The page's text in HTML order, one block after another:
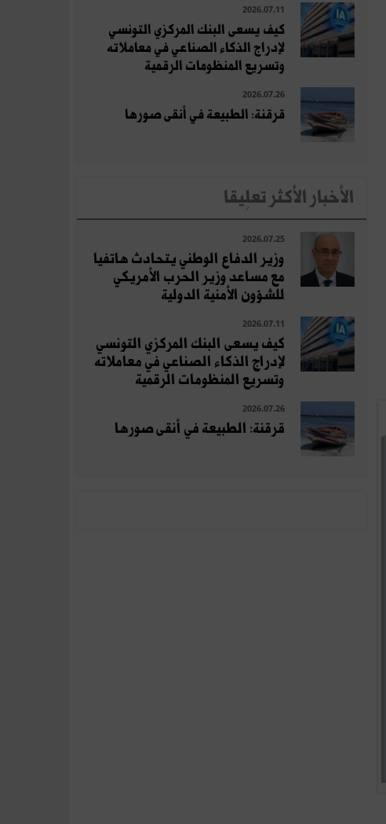
2026.07.11
كيف يسعى البنك المركزي التونسي
لإدراج الذكاء الصناعي في معاملاته
وتسريع المنظومات الرقمية
2026.07.26
قرقنة: الطبيعة في أنقى صورها
الأخبار الأكثر تعلِيقا
2026.07.25
وزير الدفاع الوطني يتحادث هاتفيا
مع مساعد وزير الحرب الأمريكي
للشؤون الأمنية الدولية
2026.07.11
كيف يسعى البنك المركزي التونسي
لإدراج الذكاء الصناعي في معاملاته
وتسريع المنظومات الرقمية
2026.07.26
قرقنة: الطبيعة في أنقى صورها